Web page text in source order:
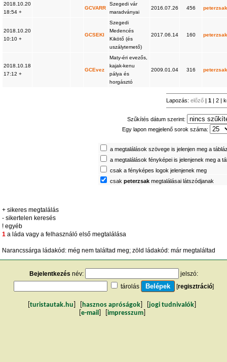
2018.10.20
18:54 +
GCVARR
Szegedi vár
maradványai
2016.07.26 456
2018.10.20
10:10 +
GCSEKI
Szegedi
Medencés
Kikötő (és
uszálytemető)
2017.06.14 160
2018.10.18
17:12 +
GCEvez
Maty-éri evezős,
kajak-kenu
pálya és
horgásztó
2009.01.04 316
Lapozás:előző |1 | 2 |
Szűkítés dátum szerint:
Egy lapon megjelenő sorok száma:
a megtalálások szövege is jelenjen meg a
a megtalálások fényképei is jelenjenek meg a
csak a fényképes logok jelenjenek meg
csakpeterzsak megtalálásai látszódjanak
+ sikeres megtalálás
- sikertelen keresés
! egyéb
1 a láda vagy a felhasználó első megtalálása
Narancssárga ládakód: még nem találtad meg; zöld ládakód: már megtaláltad
Bejelentkezés név:
jelszó:
tárolás
[regisztráció]
turistautak.hu hasznos apróságok jogi tudnivalók
e-mail impresszum]